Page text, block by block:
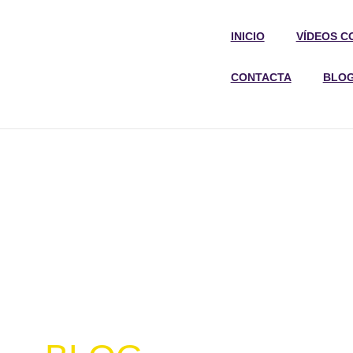
INICIO VÍDEOS
CONTACTA